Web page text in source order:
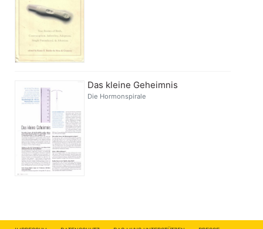
Das kleine Geheimnis
Die Hormonspirale